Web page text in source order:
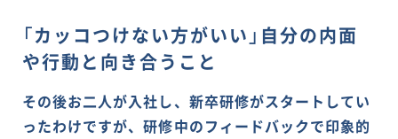
「カッコつけない方がいい」自分の内面
や行動と向き合うこと
その後お二人が入社し、新卒研修がスタートしてい
ったわけですが、研修中のフィードバックで印象的